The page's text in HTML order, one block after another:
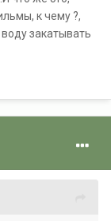
к чему ?,
закатывать